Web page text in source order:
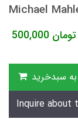
Michael
500,000 تومان
سبدخرید
Inquire about